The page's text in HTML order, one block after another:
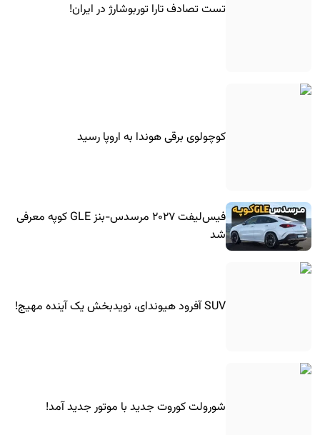
تست تصادف تارا توربوشارژ در ایران!
کوچولوی برقی هوندا به اروپا رسید
فیس‌لیفت ۲۰۲۷ مرسدس-بنز GLE کوپه معرفی
شد
SUV آفرود هیوندای، نویدبخش یک آینده مهیج!
شورولت کوروت جدید با موتور جدید آمد!